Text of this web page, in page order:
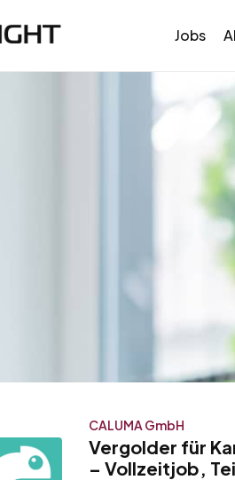
Jobs
CALUMA GmbH
Vergolder für
– Vollzeitjob,